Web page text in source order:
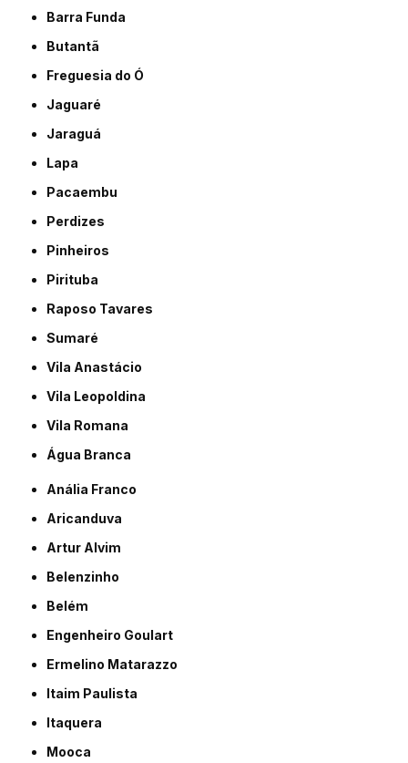
Barra Funda
Butantã
Freguesia do Ó
Jaguaré
Jaraguá
Lapa
Pacaembu
Perdizes
Pinheiros
Pirituba
Raposo Tavares
Sumaré
Vila Anastácio
Vila Leopoldina
Vila Romana
Água Branca
Anália Franco
Aricanduva
Artur Alvim
Belenzinho
Belém
Engenheiro Goulart
Ermelino Matarazzo
Itaim Paulista
Itaquera
Mooca